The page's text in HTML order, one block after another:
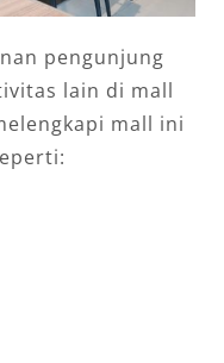
pengunjung
lain di mall
mall ini